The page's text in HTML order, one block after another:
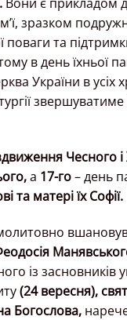
зразком
поваги та
в день їхньої
України в усіх
Чесного
а 17-го– день
та матері їх Софії.
із засновників
(24 вересня),
Богослова,